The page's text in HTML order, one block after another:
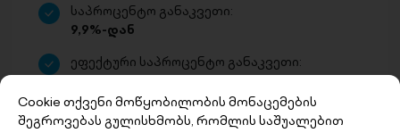
საპროცენტო განაკვეთი:
9,9%-დან
ეფექტური საპროცენტო განაკვეთი:
18%-დან
Cookie თქვენი მოწყობილობის მონაცემების
შეგროვებას გულისხმობს, რომლის საშუალებით